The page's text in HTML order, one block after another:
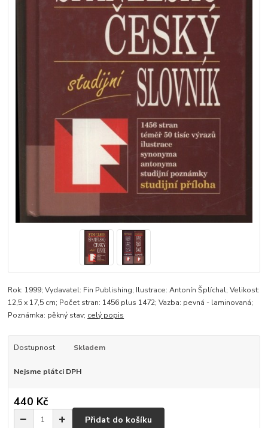
Rok: 1999; Vydavatel: Fin Publishing; Ilustrace: Antonín Šplíchal; Velikost:
12,5 x 17,5 cm; Počet stran: 1456 plus 1472; Vazba: pevná - laminovaná;
Poznámka: pěkný stav; celý popis
Dostupnost Skladem
Nejsme plátci DPH
440 Kč
Přidat do košíku